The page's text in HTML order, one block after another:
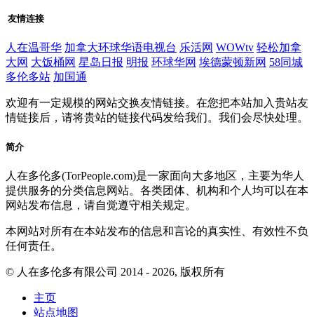
友情连接
人在温哥华 加拿大环球华语电视台 乐活网 WOWtv 轻松加拿
大网 大饭桶网 星岛日报 明报 环球华网 埃德蒙顿新网 58同城
多伦多站 加国通
欢迎有一定规模的网站交换友情链接。在您把本站加入贵站友
情链接后，请将贵站的链接代码发给我们。我们会尽快处理。
简介
人在多伦多(TorPeople.com)是一家面向大多地区，主要为华人
提供服务的分类信息网站。各类团体、机构和个人均可以在本
网站发布信息，请自觉遵守相关规定。
本网站对所有在本站发布的信息和言论的真实性、有效性不负
任何责任。
© 人在多伦多有限公司 2014 - 2026, 版权所有
主页
站点地图